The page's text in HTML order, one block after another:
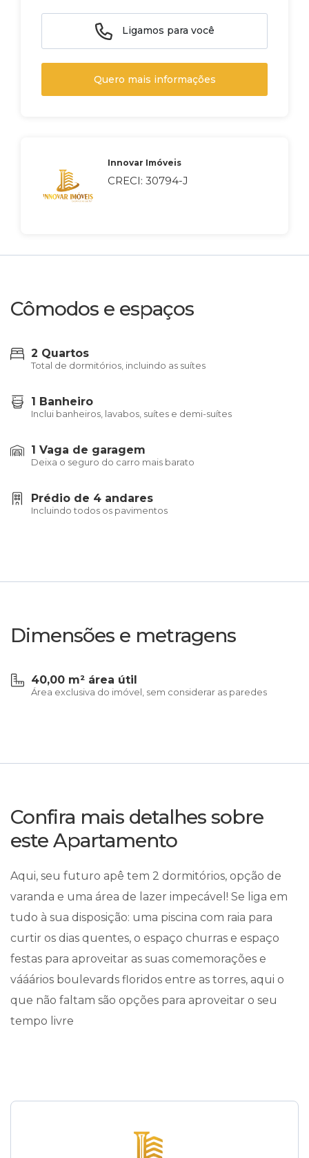
Ligamos para você
Quero mais informações
Innovar Imóveis
CRECI: 30794-J
Cômodos e espaços
2 Quartos
Total de dormitórios, incluindo as suítes
1 Banheiro
Inclui banheiros, lavabos, suítes e demi-suítes
1 Vaga de garagem
Deixa o seguro do carro mais barato
Prédio de 4 andares
Incluindo todos os pavimentos
Dimensões e metragens
40,00 m² área útil
Área exclusiva do imóvel, sem considerar as paredes
Confira mais detalhes sobre
este Apartamento
Aqui, seu futuro apê tem 2 dormitórios, opção de
varanda e uma área de lazer impecável! Se liga em
tudo à sua disposição: uma piscina com raia para
curtir os dias quentes, o espaço churras e espaço
festas para aproveitar as suas comemorações e
vááários boulevards floridos entre as torres, aqui o
que não faltam são opções para aproveitar o seu
tempo livre